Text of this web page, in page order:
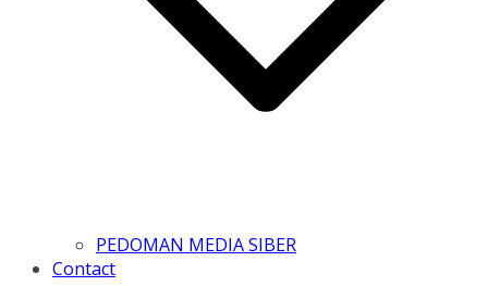
PEDOMAN MEDIA SIBER
Contact